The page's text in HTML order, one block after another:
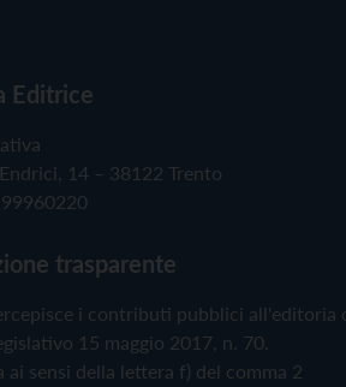
Editrice
14 – 38122 Trento
trasparente
i contributi pubblici all'editoria
15 maggio 2017, n. 70.
ai sensi della lettera f) del comma 2